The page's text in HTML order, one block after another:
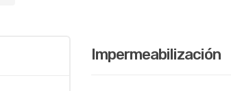
Impermeabilización